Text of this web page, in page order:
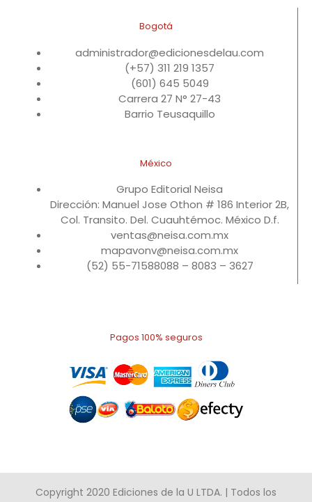
Bogotá
administrador@edicionesdelau.com
(+57) 311 219 1357
(601) 645 5049
Carrera 27 N° 27-43
Barrio Teusaquillo
México
Grupo Editorial Neisa
Dirección: Manuel Jose Othon # 186 Interior 2B,
Col. Transito. Del. Cuauhtémoc. México D.f.
ventas@neisa.com.mx
mapavonv@neisa.com.mx
(52) 55-71588088 – 8083 – 3627
Pagos 100% seguros
Copyright 2020 Ediciones de la U LTDA. | Todos los